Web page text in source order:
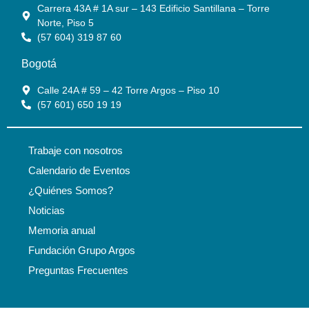
Carrera 43A # 1A sur – 143 Edificio Santillana – Torre
Norte, Piso 5
(57 604) 319 87 60
Bogotá
Calle 24A # 59 – 42 Torre Argos – Piso 10
(57 601) 650 19 19
Trabaje con nosotros
Calendario de Eventos
¿Quiénes Somos?
Noticias
Memoria anual
Fundación Grupo Argos
Preguntas Frecuentes